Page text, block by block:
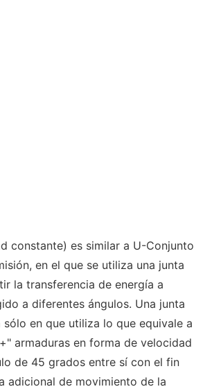
constante) es similar a U-Conjunto
en el que se utiliza una junta
la transferencia de energía a
a diferentes ángulos. Una junta
en que utiliza lo que equivale a
armaduras en forma de velocidad
de 45 grados entre sí con el fin
adicional de movimiento de la